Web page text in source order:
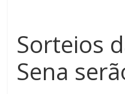
Sorteios
Sena